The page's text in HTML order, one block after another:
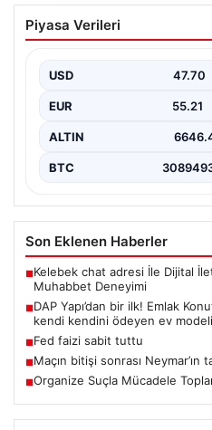
DAP Yapı’dan bir ilk!
güvencesi Dap
Piyasa Verileri
USD 47.70
EUR 55.21
ALTIN
BTC
Son Eklenen Haberler
■Kelebek chat adresi İle Dijital
Muhabbet Deneyimi
■DAP Yapı’dan bir ilk! Emlak
kendi kendini ödeyen ev modeli
■Fed faizi sabit tuttu
■Maçın bitişi sonrası
■Organize Suçla Mücadele